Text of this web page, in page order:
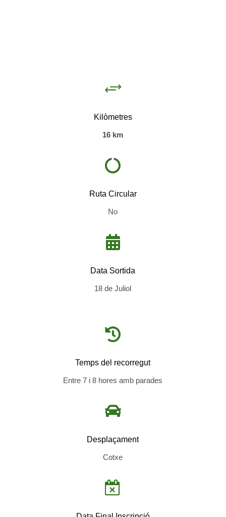
+
Kilòmetres
16 km

Ruta Circular
No

Data Sortida
18 de Juliol

Temps del recorregut
Entre 7 i 8 hores amb parades

Desplaçament
Cotxe
